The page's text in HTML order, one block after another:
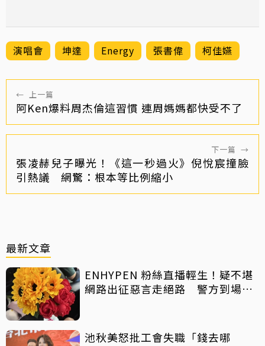
演唱會 坤達 Energy 張書偉 柯佳嬿
← 上一篇
阿Ken爆料周杰倫這習慣 連周媽媽都快受不了
下一篇 →
張凌赫兒子曝光！《這一秒過火》倪悅宸撞臉
引熱議 網驚：根本等比例縮小
最新文章
ENHYPEN 粉絲直播輕生！疑不堪
網路出征惡言走絕路 警方到場已
池秋美怒批工會失職「錢去哪